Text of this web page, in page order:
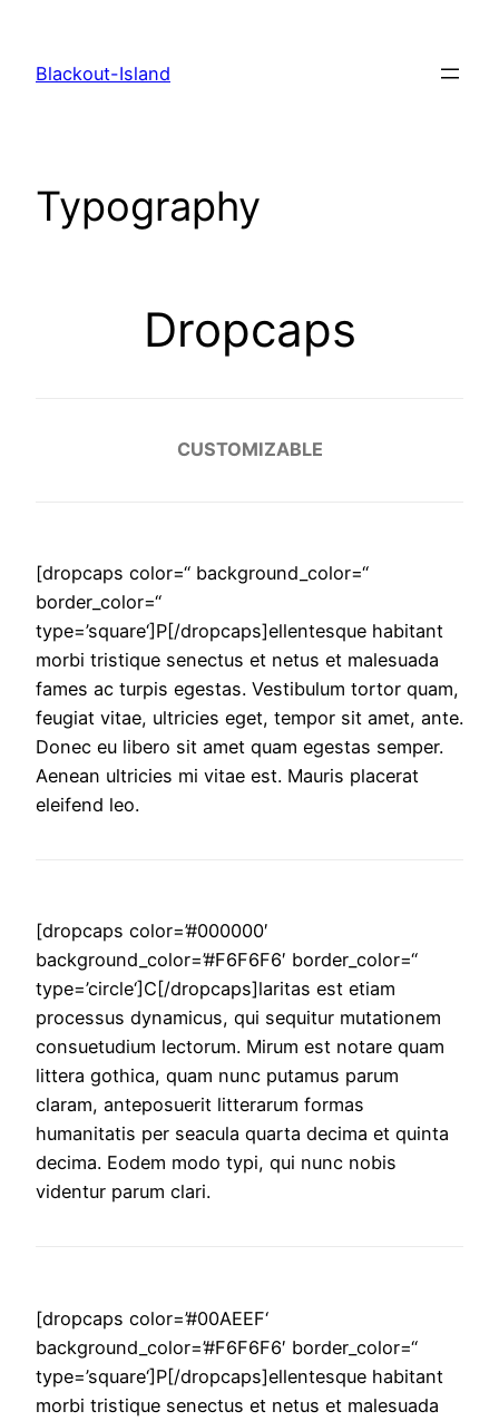
springen
Blackout-Island
Typography
Dropcaps
CUSTOMIZABLE
[dropcaps color=“ background_color=“
border_color=“
type=’square‘]P[/dropcaps]ellentesque habitant
morbi tristique senectus et netus et malesuada
fames ac turpis egestas. Vestibulum tortor quam,
feugiat vitae, ultricies eget, tempor sit amet, ante.
Donec eu libero sit amet quam egestas semper.
Aenean ultricies mi vitae est. Mauris placerat
eleifend leo.
[dropcaps color=’#000000′
background_color=’#F6F6F6′ border_color=“
type=’circle‘]C[/dropcaps]laritas est etiam
processus dynamicus, qui sequitur mutationem
consuetudium lectorum. Mirum est notare quam
littera gothica, quam nunc putamus parum
claram, anteposuerit litterarum formas
humanitatis per seacula quarta decima et quinta
decima. Eodem modo typi, qui nunc nobis
videntur parum clari.
[dropcaps color=’#00AEEF‘
background_color=’#F6F6F6′ border_color=“
type=’square‘]P[/dropcaps]ellentesque habitant
morbi tristique senectus et netus et malesuada